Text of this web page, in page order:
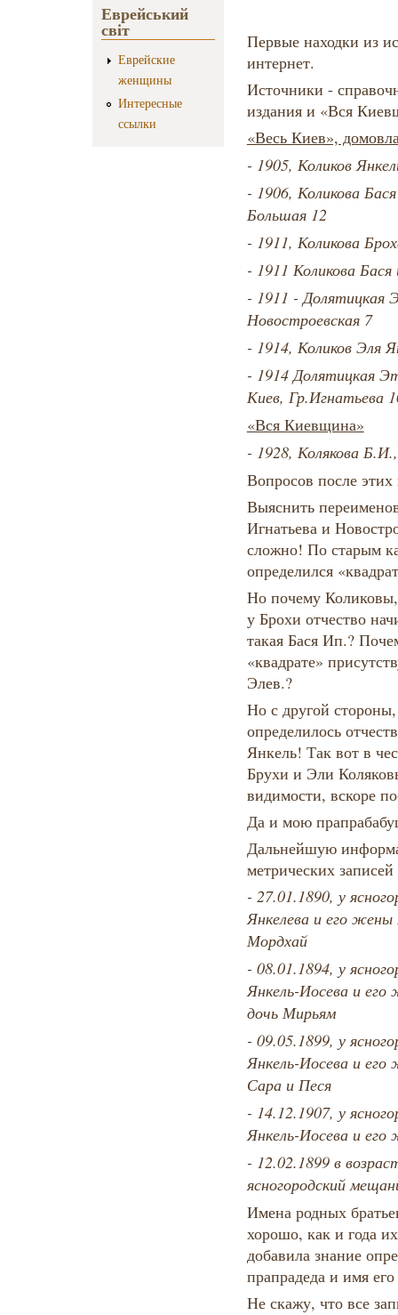
Еврейський
світ
Еврейские
женщины
Интересные
ссылки
Первые находки из
интернет.
Источники -
издания и «Вся
«Весь Киев»,
- 1905, Коликов
- 1906, Коликова
Большая 12
- 1911, Коликова
- 1911 Коликова
- 1911 - Долятицкая
Новостроевская 7
- 1914, Коликов Эля
- 1914 Долятицкая
Киев, Гр.Игнатьева
«Вся Киевщина»
- 1928, Колякова
Вопросов после
Выяснить
Игнатьева и
сложно! По старым
определился
Но почему
у Брохи отчество
такая Бася Ип.?
«квадрате»
Элев.?
Но с другой
определилось
Янкель! Так вот в
Брухи и Эли
видимости, вскоре
Да и мою
Дальнейшую
метрических
- 27.01.1890, у
Янкелева и его жены
Мордхай
- 08.01.1894, у
Янкель-Иосева и его
дочь Мирьям
- 09.05.1899, у
Янкель-Иосева и его
Сара и Песя
- 14.12.1907, у
Янкель-Иосева и
- 12.02.1899 в
ясногородский
Имена родных
хорошо, как и года
добавила знание
прапрадеда и имя
Не скажу, что все